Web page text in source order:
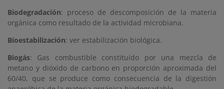
Biodegradación: proceso de descomposición de la materia
orgánica como resultado de la actividad microbiana.
Bioestabilización: ver estabilización biológica.
Biogás: Gas combustible constituido por una mezcla de
metano y dióxido de carbono en proporción aproximada del
60/40, que se produce como consecuencia de la digestión